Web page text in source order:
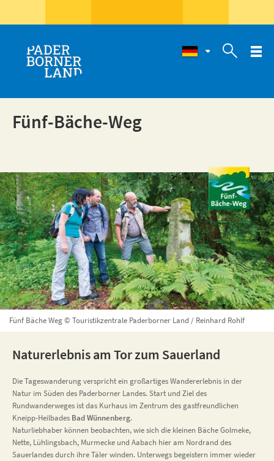

Fünf-Bäche-Weg
Fünf Bäche Weg © Touristikzentrale Paderborner Land / Reinhard Rohlf
Naturerlebnis am Tor zum Sauerland
Die Tageswanderung verspricht ein großartiges Wandererlebnis in der
Natur im Süden des Paderborner Landes. Start und Ziel des
Rundwanderweges ist das Kurhaus im Zentrum des gastfreundlichen
Kneipp-Heilbades Bad Wünnenberg.
Naturliebhaber können beobachten, wie sich die kleinen Bäche Golmeke,
Nette, Lühlingsbach, Murmecke und Aabach hier am Nordrand des
Sauerlandes durch ihre Täler winden. Unterwegs begeistern immer wieder